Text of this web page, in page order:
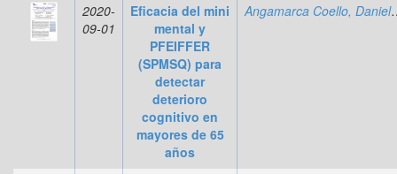
2020-
09-01
Eficacia del mini
mental y
PFEIFFER
(SPMSQ) para
detectar
deterioro
cognitivo en
mayores de 65
años